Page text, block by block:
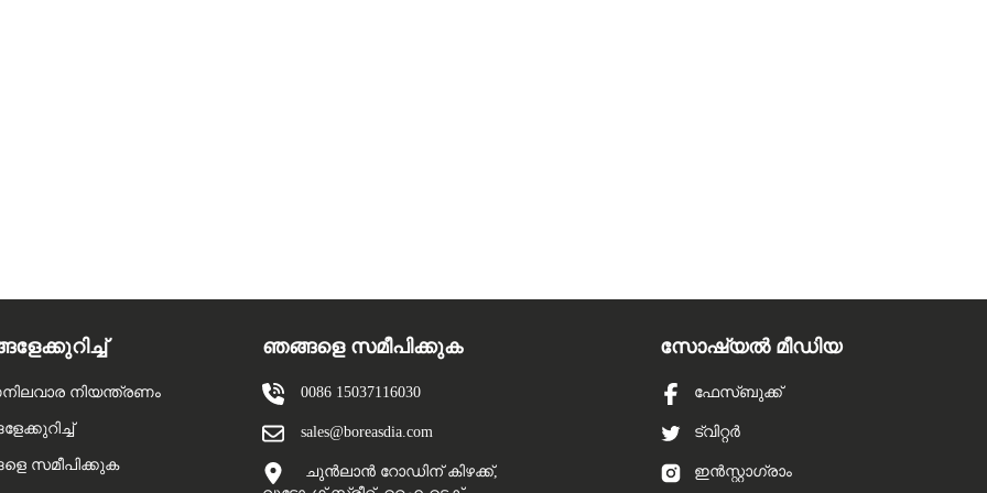
നിയന്ത്രണം
സമീപിക്കുക
ഞങ്ങളെ സമീപിക്കുക
0086 15037116030
sales@boreasdia.com
ചുൻലാൻ റോഡിന് കിഴക്ക്,
സോഷ്യൽ മീഡിയ
ഫേസ്ബുക്ക്
ട്വിറ്റർ
ഇൻസ്റ്റാഗ്രാം